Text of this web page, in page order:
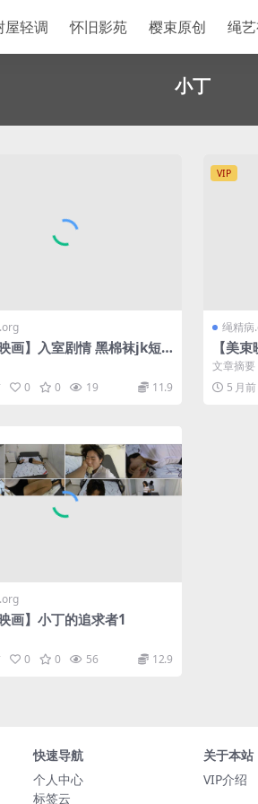
屋轻调 怀旧影苑 樱束原创 绳
小丁
映画】入室剧情 黑棉袜jk短
小丁
0 0 19 11.9
VIP
绳精病
【美
丁主演
文章摘要
5 月前
映画】小丁的追求者1
0 0 56 12.9
快速导航
个人中心
标签云
关于本站
VIP介绍